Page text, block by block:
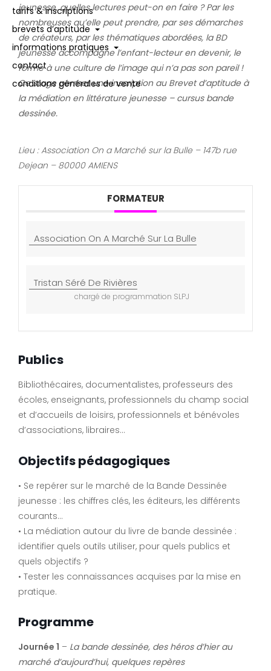
tarifs & inscriptions
brevets d’aptitude
informations pratiques
contact
conditions générales de vente
jeunesse, quelles lectures peut-on en faire ? Par les
nombreuses qu’elle peut prendre, par ses démarches
de créateurs, par les thématiques abordées, la BD
jeunesse accompagne l’enfant-lecteur en devenir, le
forme à une culture de l’image qui n’a pas son pareil !
Ce stage permet une inscription au Brevet d’aptitude à
la médiation en littérature jeunesse – cursus bande
dessinée.
Lieu : Association On a Marché sur la Bulle – 147b rue
Dejean – 80000 AMIENS
FORMATEUR
Association On A Marché Sur La Bulle
Tristan Séré De Rivières
chargé de programmation SLPJ
Publics
Bibliothécaires, documentalistes, professeurs des
écoles, enseignants, professionnels du champ social
et d’accueils de loisirs, professionnels et bénévoles
d’associations, libraires…
Objectifs pédagogiques
• Se repérer sur le marché de la Bande Dessinée
jeunesse : les chiffres clés, les éditeurs, les différents
courants…
• La médiation autour du livre de bande dessinée :
identifier quels outils utiliser, pour quels publics et
quels objectifs ?
• Tester les connaissances acquises par la mise en
pratique.
Programme
Journée 1 – La bande dessinée, des héros d’hier au
marché d’aujourd’hui, quelques repères